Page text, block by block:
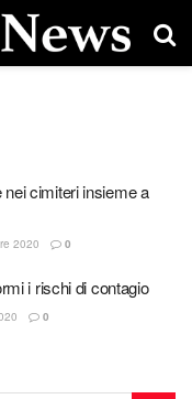
nei cimiteri insieme a
2020 0
i rischi di contagio
0